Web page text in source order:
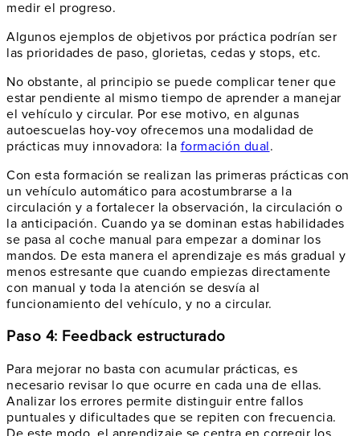
medir el progreso.
Algunos ejemplos de objetivos por práctica podrían ser
las prioridades de paso, glorietas, cedas y stops, etc.
No obstante, al principio se puede complicar tener que
estar pendiente al mismo tiempo de aprender a manejar
el vehículo y circular. Por ese motivo, en algunas
autoescuelas hoy-voy ofrecemos una modalidad de
prácticas muy innovadora: la formación dual.
Con esta formación se realizan las primeras prácticas con
un vehículo automático para acostumbrarse a la
circulación y a fortalecer la observación, la circulación o
la anticipación. Cuando ya se dominan estas habilidades
se pasa al coche manual para empezar a dominar los
mandos. De esta manera el aprendizaje es más gradual y
menos estresante que cuando empiezas directamente
con manual y toda la atención se desvía al
funcionamiento del vehículo, y no a circular.
Paso 4: Feedback estructurado
Para mejorar no basta con acumular prácticas, es
necesario revisar lo que ocurre en cada una de ellas.
Analizar los errores permite distinguir entre fallos
puntuales y dificultades que se repiten con frecuencia.